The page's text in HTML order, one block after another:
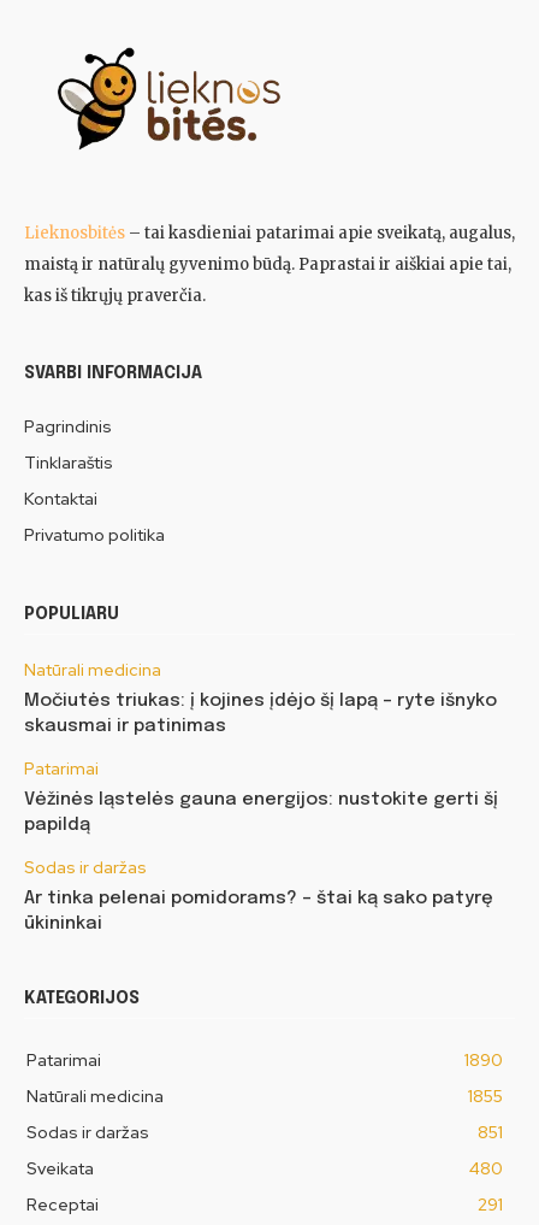
Lieknosbitės – tai kasdieniai patarimai apie sveikatą, augalus,
maistą ir natūralų gyvenimo būdą. Paprastai ir aiškiai apie tai,
kas iš tikrųjų praverčia.
SVARBI INFORMACIJA
Pagrindinis
Tinklaraštis
Kontaktai
Privatumo politika
POPULIARU
Natūrali medicina
Močiutės triukas: į kojines įdėjo šį lapą – ryte išnyko
skausmai ir patinimas
Patarimai
Vėžinės ląstelės gauna energijos: nustokite gerti šį
papildą
Sodas ir daržas
Ar tinka pelenai pomidorams? – štai ką sako patyrę
ūkininkai
KATEGORIJOS
Patarimai
1890
Natūrali medicina
1855
Sodas ir daržas
851
Sveikata
480
Receptai
291